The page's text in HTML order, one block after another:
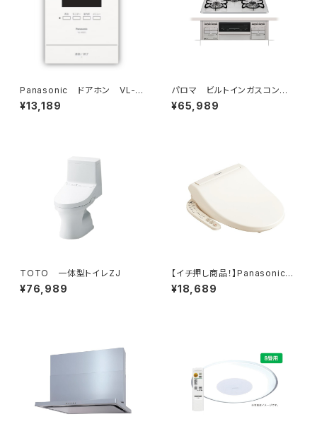
Panasonic ドアホン VL-S
E31XL
¥13,189
パロマ ビルトインガスコン
ロ リプラ ラ・クック付属
¥65,989
TOTO 一体型トイレZJ
¥76,989
【イチ押し商品！】Panasonic
ビューティ・トワレ
¥18,689